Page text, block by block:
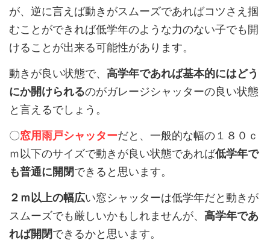
が、逆に言えば動きがスムーズであればコツさえ掴
むことができれば低学年のような力のない子でも開
けることが出来る可能性があります。
動きが良い状態で、 高学年であれば基本的にはどう
にか開けられるのがガレージシャッターの良い状態
と言えるでしょう。
〇窓用雨戸シャッターだと、一般的な幅の１８０ｃ
ｍ以下のサイズで動きが良い状態であれば低学年で
も普通に開閉できると思います。
２ｍ以上の幅広い窓シャッターは低学年だと動きが
スムーズでも厳しいかもしれませんが、 高学年であ
れば開閉できるかと思います。